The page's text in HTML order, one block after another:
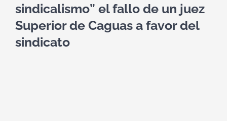
sindicalismo” el fallo de un juez
Superior de Caguas a favor del
sindicato